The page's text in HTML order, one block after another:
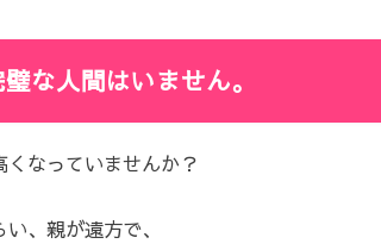
な人間はいません。
なっていませんか？
、親が遠方で、